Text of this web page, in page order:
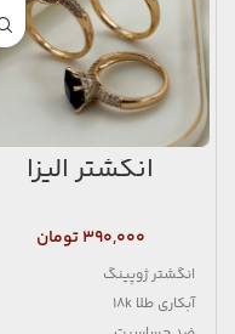
انگشتر الیزا
۳۹۰,۰۰۰ تومان
انگشتر ژوپینگ
آبکاری طلا 18k